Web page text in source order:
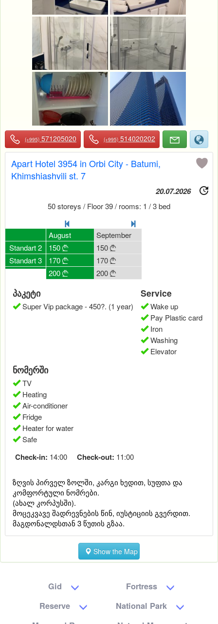
(+995) 571205020 (+995) 514020202
Apart Hotel 3954 in Orbi City - Batumi,
Khimshiashvili st. 7
20.07.2026
50 storeys / Floor 39 / rooms: 1 / 3 bed
Standart 2
Standart 3
150
170
August
150 
170 
200 
September
150 
170 
200 
პაკეტი
Super Vip package - 450?. (1 year)
Service
Wake up
Pay Plastic card
Iron
Washing
Elevator
ნომერში
TV
Heating
Air-conditioner
Fridge
Heater for water
Safe
Check-in: 14:00 Check-out: 11:00
ზღვის პირველ ზოლში, კარგი ხედით, სუფთა და
კომფორტული ნომრები.
(ახალ კორპუსში).
მოცეკვავე შადრევნების წინ, იუსტიციის გვერდით.
მაგდონალდსთან 3 წუთის გზაა.
Show the Map
Gid
Fortress
Reserve
National Park